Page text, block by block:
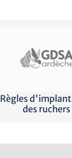
Règles
des ruchers